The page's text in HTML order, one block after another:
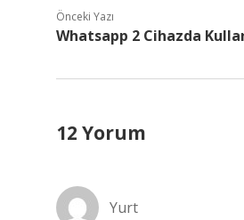
Önceki Yazı
Whatsapp 2 Cihazda
12 Yorum
Yurt